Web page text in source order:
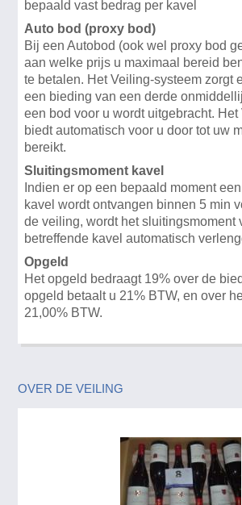
bepaald vast bedrag per kavel
Auto bod (proxy bod)
Bij een Autobod (ook wel proxy bod
aan welke prijs u maximaal bereid
te betalen. Het Veiling-systeem zorgt
een bieding van een derde
een bod voor u wordt uitgebracht.
biedt automatisch voor u door tot uw
bereikt.
Sluitingsmoment kavel
Indien er op een bepaald moment
kavel wordt ontvangen binnen 5 min
de veiling, wordt het sluitingsmoment
betreffende kavel automatisch
Opgeld
Het opgeld bedraagt 19% over de
opgeld betaalt u 21% BTW, en over
21,00% BTW.
OVER DE VEILING